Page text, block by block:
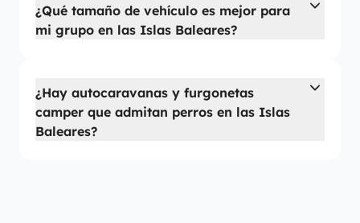
¿Qué tamaño de vehículo es mejor para
mi grupo en las Islas Baleares?
¿Hay autocaravanas y furgonetas
camper que admitan perros en las Islas
Baleares?